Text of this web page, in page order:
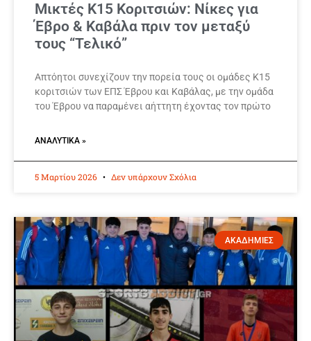
Μικτές Κ15 Κοριτσιών: Νίκες για
Έβρο & Καβάλα πριν τον μεταξύ
τους “Τελικό”
Απτόητοι συνεχίζουν την πορεία τους οι ομάδες Κ15
κοριτσιών των ΕΠΣ Έβρου και Καβάλας, με την ομάδα
του Έβρου να παραμένει αήττητη έχοντας τον πρώτο
ΑΝΑΛΥΤΙΚΆ »
5 Μαρτίου 2026 Δεν υπάρχουν Σχόλια
ΑΚΑΔΗΜΙΕΣ